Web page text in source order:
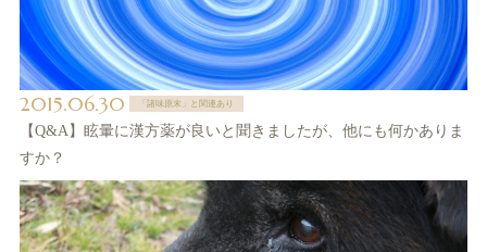
2015.06.30 「諸味原末」と関連あり
【Q&A】眩暈に漢方薬が良いと聞きましたが、他にも何かありま
すか？